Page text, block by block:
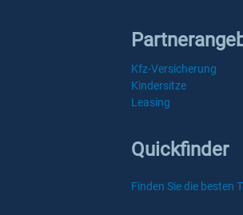
Kfz-Versicherung
Kindersitze
Leasing
Quickfinder
Finden Sie die besten